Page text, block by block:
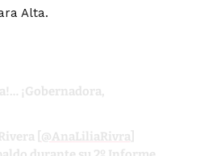
Alta.
¡Gobernadora,
[ @AnaLiliaRivra]